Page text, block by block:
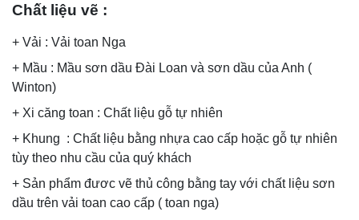
Chất liệu vẽ :
+ Vải : Vải toan Nga
+ Mầu : Mầu sơn dầu Đài Loan và sơn dầu của Anh (
Winton)
+ Xi căng toan : Chất liệu gỗ tự nhiên
+ Khung : Chất liệu bằng nhựa cao cấp hoặc gỗ tự nhiên
tùy theo nhu cầu của quý khách
+ Sản phẩm đươc vẽ thủ công bằng tay với chất liệu sơn
dầu trên vải toan cao cấp ( toan nga)